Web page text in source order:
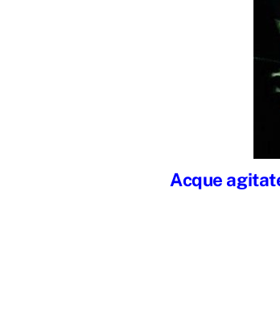
Acque